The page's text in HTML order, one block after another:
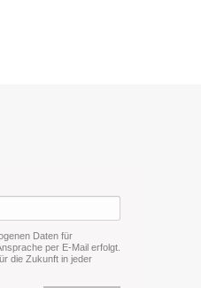
Daten für
per E-Mail erfolgt.
die Zukunft in jeder